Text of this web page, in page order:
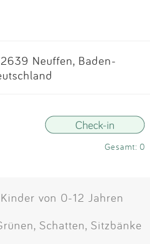
Neuffen, Baden-
Gesamt: 0
von 0-12 Jahren
Schatten, Sitzbänke